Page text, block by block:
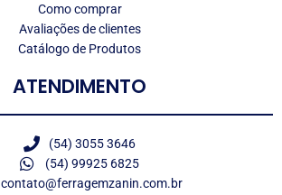
Como comprar
Avaliações de clientes
Catálogo de Produtos
ATENDIMENTO
(54) 3055 3646
(54) 99925 6825
contato@ferragemzanin.com.br